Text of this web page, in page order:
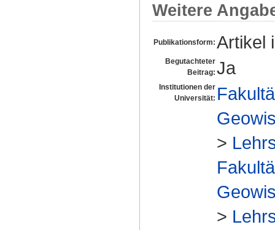
Weitere
Publikationsform: Artikel
Begutachteter
Beitrag: Ja
Institutionen der
Universität:
>
>